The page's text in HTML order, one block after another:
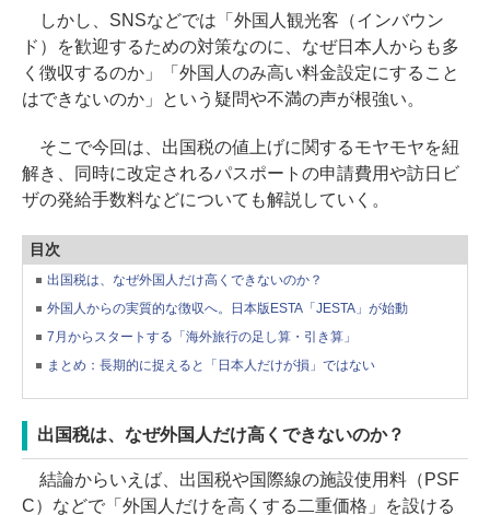
しかし、SNSなどでは「外国人観光客（インバウン
ド）を歓迎するための対策なのに、なぜ日本人からも多
く徴収するのか」「外国人のみ高い料金設定にすること
はできないのか」という疑問や不満の声が根強い。
そこで今回は、出国税の値上げに関するモヤモヤを紐
解き、同時に改定されるパスポートの申請費用や訪日ビ
ザの発給手数料などについても解説していく。
目次
出国税は、なぜ外国人だけ高くできないのか？
外国人からの実質的な徴収へ。日本版ESTA「JESTA」が始動
7月からスタートする「海外旅行の足し算・引き算」
まとめ：長期的に捉えると「日本人だけが損」ではない
出国税は、なぜ外国人だけ高くできないのか？
結論からいえば、出国税や国際線の施設使用料（PSF
C）などで「外国人だけを高くする二重価格」を設ける